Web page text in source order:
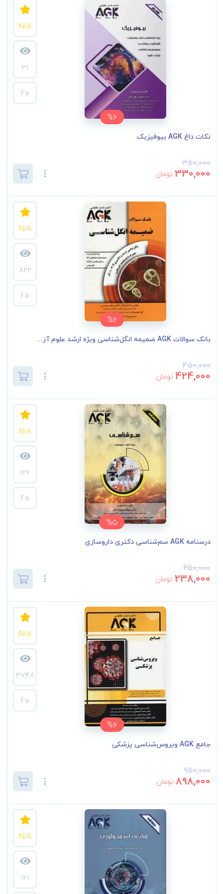
%6
N/A
31
Fa
نکات داغ AGK بیوفیزیک
350,000
330,000 تومان
%6
N/A
822
Fa
بانک سوالات AGK ضمیمه انگل‌شناسی ویژه ارشد علوم آز...
450,000
424,000 تومان
%5
N/A
126
Fa
درسنامه AGK سم‌شناسی دکتری داروسازی
250,000
238,000 تومان
%6
N/A
4748
Fa
جامع AGK ویروس‌شناسی پزشکی
950,000
898,000 تومان
N/A
121